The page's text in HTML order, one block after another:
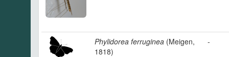
Phylidorea ferruginea (Meigen,
1818)
-